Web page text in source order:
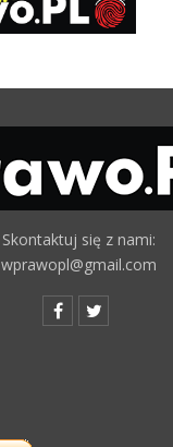
Skontaktuj się z nami:
wprawopl@gmail.com